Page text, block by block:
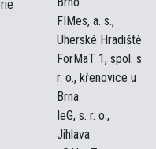
FIMes, a. s.,
Uherské Hradiště
ForMaT 1, spol. s
r. o., křenovice u
Brna
IeG, s. r. o.,
Jihlava